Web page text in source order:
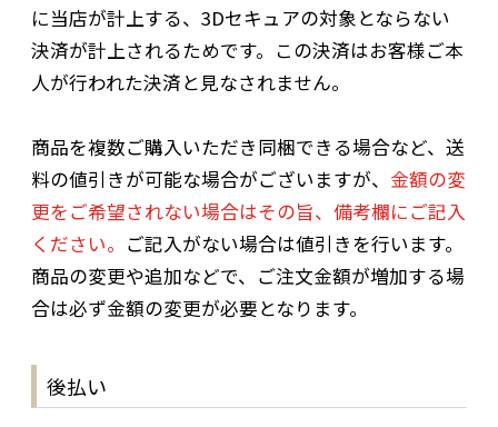
に当店が計上する、3Dセキュアの対象とならない
決済が計上されるためです。この決済はお客様ご本
人が行われた決済と見なされません。
商品を複数ご購入いただき同梱できる場合など、送
料の値引きが可能な場合がございますが、 金額の変
更をご希望されない場合はその旨、備考欄にご記入
ください。 ご記入がない場合は値引きを行います。
商品の変更や追加などで、ご注文金額が増加する場
合は必ず金額の変更が必要となります。
後払い